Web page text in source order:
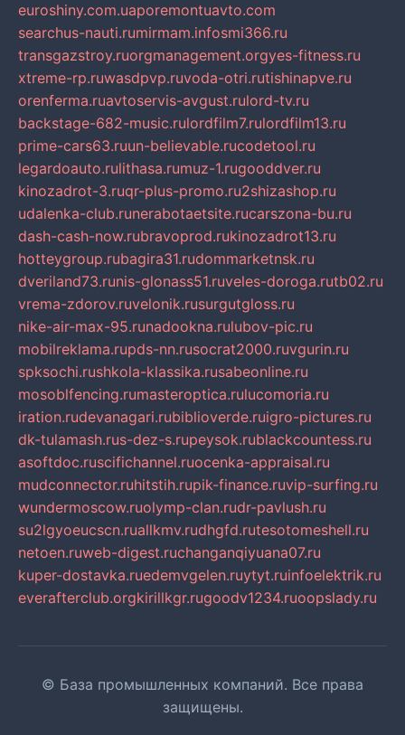
euroshiny.com.uaporemontuavto.com
searchus-nauti.rumirmam.infosmi366.ru
transgazstroy.ruorgmanagement.orgyes-fitness.ru
xtreme-rp.ruwasdpvp.ruvoda-otri.rutishinapve.ru
orenferma.ruavtoservis-avgust.rulord-tv.ru
backstage-682-music.rulordfilm7.rulordfilm13.ru
prime-cars63.ruun-believable.rucodetool.ru
legardoauto.rulithasa.rumuz-1.rugooddver.ru
kinozadrot-3.ruqr-plus-promo.ru2shizashop.ru
udalenka-club.runerabotaetsite.rucarszona-bu.ru
dash-cash-now.rubravoprod.rukinozadrot13.ru
hotteygroup.rubagira31.rudommarketnsk.ru
dveriland73.runis-glonass51.ruveles-doroga.rutb02.ru
vrema-zdorov.ruvelonik.rusurgutgloss.ru
nike-air-max-95.runadookna.rulubov-pic.ru
mobilreklama.rupds-nn.rusocrat2000.ruvgurin.ru
spksochi.rushkola-klassika.rusabeonline.ru
mosoblfencing.rumasteroptica.rulucomoria.ru
iration.rudevanagari.rubiblioverde.ruigro-pictures.ru
dk-tulamash.rus-dez-s.rupeysok.rublackcountess.ru
asoftdoc.ruscifichannel.ruocenka-appraisal.ru
mudconnector.ruhitstih.rupik-finance.ruvip-surfing.ru
wundermoscow.ruolymp-clan.rudr-pavlush.ru
su2lgyoeucscn.ruallkmv.rudhgfd.rutesotomeshell.ru
netoen.ruweb-digest.ruchanganqiyuana07.ru
kuper-dostavka.ruedemvgelen.ruytyt.ruinfoelektrik.ru
everafterclub.orgkirillkgr.rugoodv1234.ruoopslady.ru
© База промышленных компаний. Все права
защищены.